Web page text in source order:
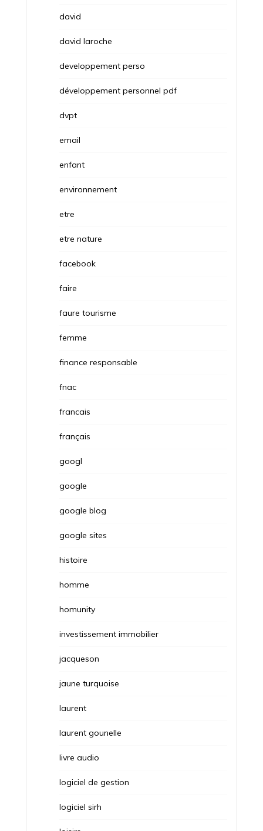
david
david laroche
developpement perso
développement personnel pdf
dvpt
email
enfant
environnement
etre
etre nature
facebook
faire
faure tourisme
femme
finance responsable
fnac
francais
français
googl
google
google blog
google sites
histoire
homme
homunity
investissement immobilier
jacqueson
jaune turquoise
laurent
laurent gounelle
livre audio
logiciel de gestion
logiciel sirh